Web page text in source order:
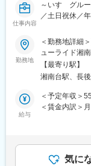
介・賃貸仲介)
ェアリング事
ョンを提供し
また、女性活
バーシティー
仕事内容
～いすゞグル
／土日祝休／
■職務内容：
いすゞ自動車
生施設等の新
します。工程
管理業務をご
＜その他＞
める環境です。
勤務地
＜勤務地詳細
ューライド湘
対策：屋内全面
【最寄り駅】
湘南台駅、長
給与
＜予定年収＞
＜賃金内訳＞
選考を通じて
含めた表記で
気に